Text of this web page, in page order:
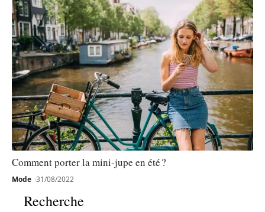
Comment porter la mini-jupe en été ?
Mode 31/08/2022
Recherche